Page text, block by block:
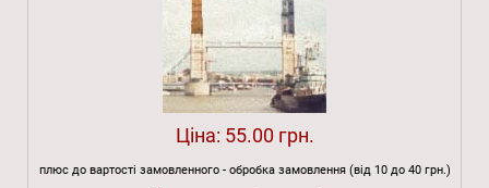
Ціна: 55.00 грн.
плюс до вартості замовленного - обробка замовлення (від 10 до 40 грн.)